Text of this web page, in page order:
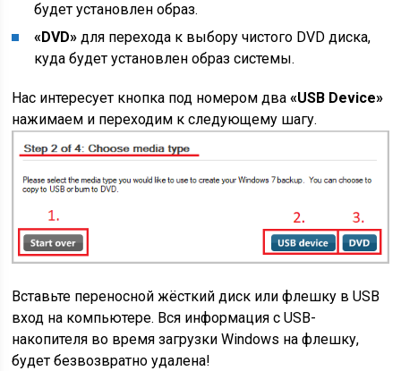
будет установлен образ.
«DVD» для перехода к выбору чистого DVD диска,
куда будет установлен образ системы.
Нас интересует кнопка под номером два«USB Device»
нажимаем и переходим к следующему шагу.
Вставьте переносной жёсткий диск или флешку в USB
вход на компьютере. Вся информация с USB-
накопителя во время загрузки Windows на флешку,
будет безвозвратно удалена!